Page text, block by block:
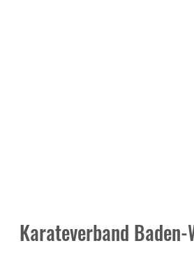
Karateverband